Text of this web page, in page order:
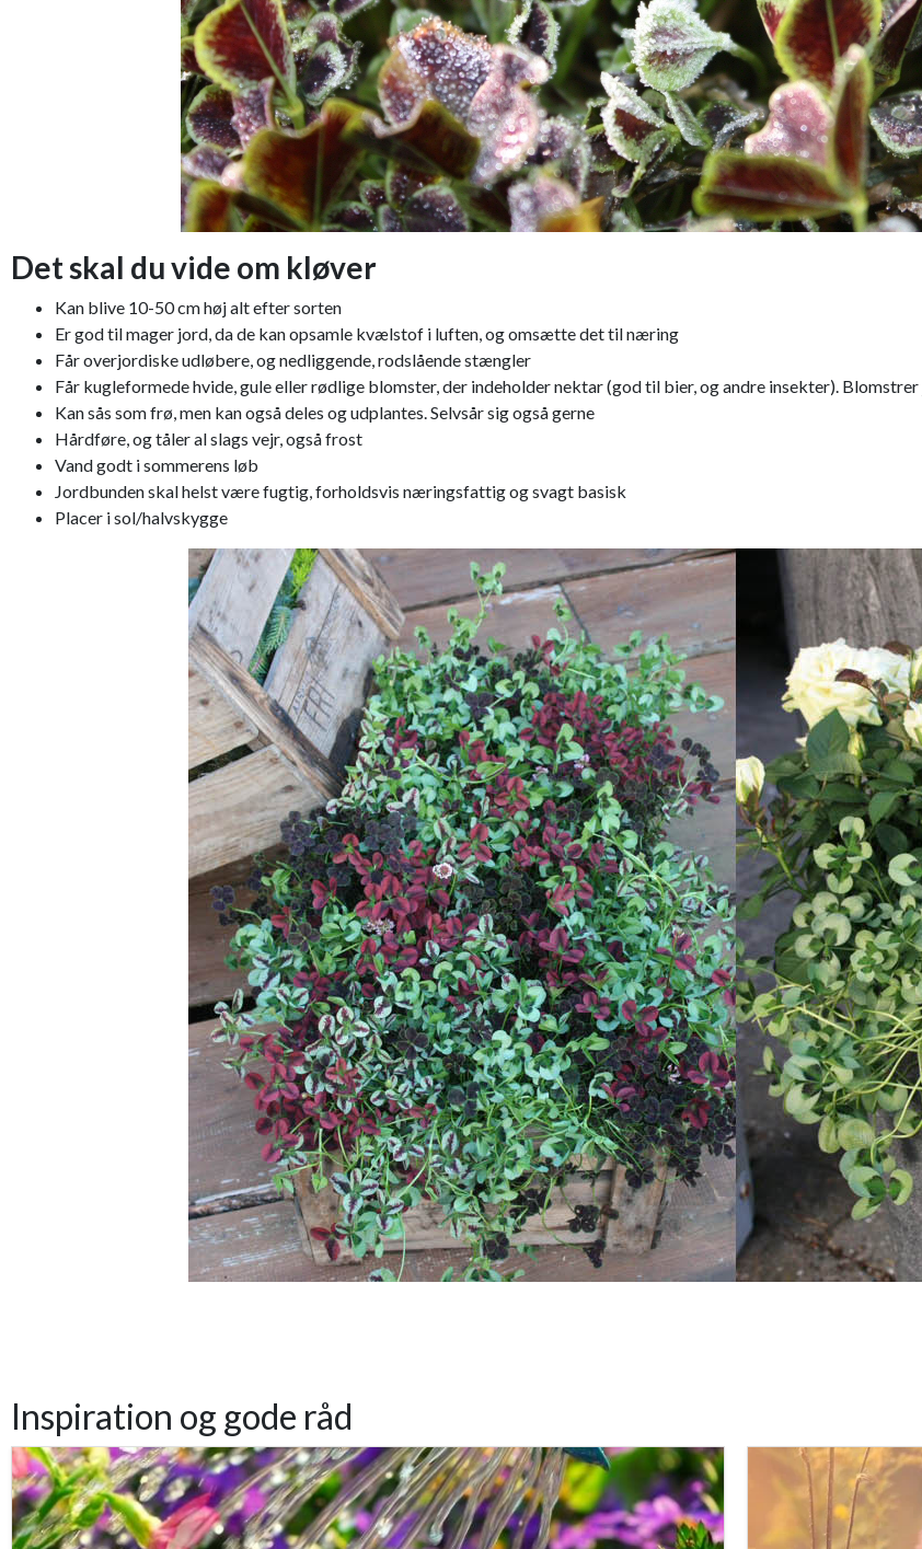
Det skal du vide om kløver
Kan blive 10-50 cm høj alt efter sorten
Er god til mager jord, da de kan opsamle kvælstof i luften, og omsætte det til næring
Får overjordiske udløbere, og nedliggende, rodslående stængler
Får kugleformede hvide, gule eller rødlige blomster, der indeholder nektar (god til bier, og andre insekter).
Kan sås som frø, men kan også deles og udplantes. Selvsår sig også gerne
Hårdføre, og tåler al slags vejr, også frost
Vand godt i sommerens løb
Jordbunden skal helst være fugtig, forholdsvis næringsfattig og svagt basisk
Placer i sol/halvskygge
Inspiration og gode råd